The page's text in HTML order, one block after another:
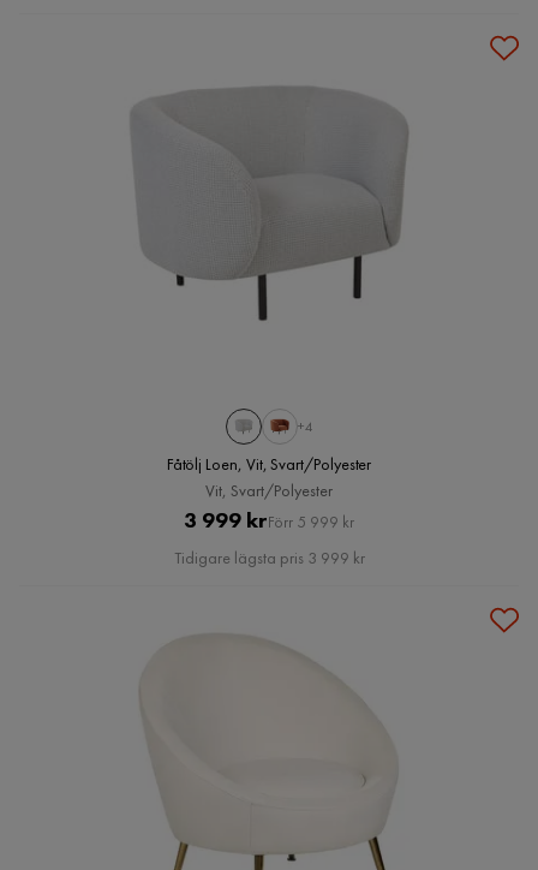
+4
Fåtölj Loen, Vit, Svart/Polyester
Vit, Svart/Polyester
Pris
3 999 krOriginal
Pris
Förr 5 999 kr
Tidigare lägsta pris 3 999 kr